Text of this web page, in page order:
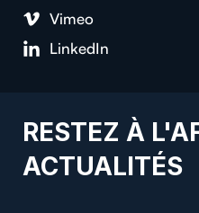
Vimeo
LinkedIn
RESTEZ À
ACTUALITÉS